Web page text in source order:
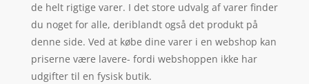
de helt rigtige varer. I det store udvalg af varer finder
du noget for alle, deriblandt også det produkt på
denne side. Ved at købe dine varer i en webshop kan
priserne være lavere- fordi webshoppen ikke har
udgifter til en fysisk butik.